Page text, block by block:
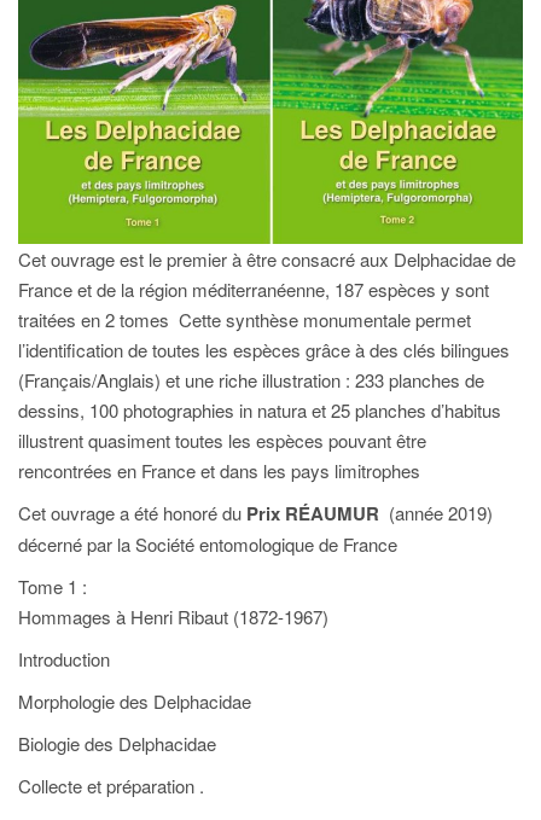
Cet ouvrage est le premier à être consacré aux Delphacidae de
France et de la région méditerranéenne, 187 espèces y sont
traitées en 2 tomes Cette synthèse monumentale permet
l’identification de toutes les espèces grâce à des clés bilingues
(Français/Anglais) et une riche illustration : 233 planches de
dessins, 100 photographies in natura et 25 planches d’habitus
illustrent quasiment toutes les espèces pouvant être
rencontrées en France et dans les pays limitrophes
Cet ouvrage a été honoré du Prix RÉAUMUR (année 2019)
décerné par la Société entomologique de France
Tome 1 :
Hommages à Henri Ribaut (1872-1967)
Introduction
Morphologie des Delphacidae
Biologie des Delphacidae
Collecte et préparation .